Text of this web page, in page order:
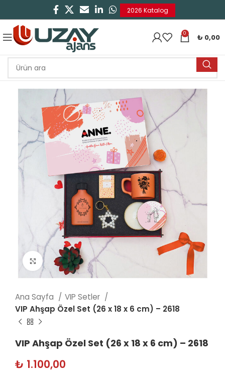
2026 Katalog
0 ₺ 0,00
Click to enlarge
Ana Sayfa
VIP Setler
VIP Ahşap Özel Set (26 x 18 x 6 cm) – 2618
VIP Ahşap Özel Set (26 x 18 x 6 cm) – 2618
₺ 1.100,00